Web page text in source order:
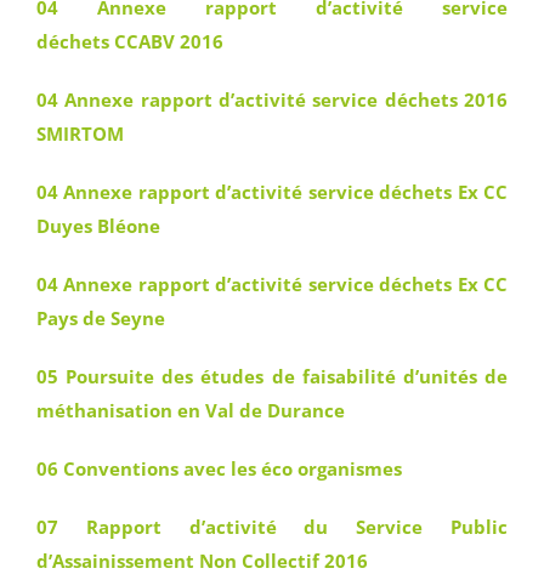
04 Annexe rapport d’activité service
déchets CCABV 2016
04 Annexe rapport d’activité service déchets 2016
SMIRTOM
04 Annexe rapport d’activité service déchets Ex CC
Duyes Bléone
04 Annexe rapport d’activité service déchets Ex CC
Pays de Seyne
05 Poursuite des études de faisabilité d’unités de
méthanisation en Val de Durance
06 Conventions avec les éco organismes
07 Rapport d’activité du Service Public
d’Assainissement Non Collectif 2016